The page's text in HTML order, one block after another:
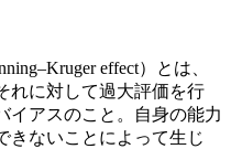
effect）とは、
れに対して過大評価を行
イアスのこと。自身の能力
きないことによって生じ